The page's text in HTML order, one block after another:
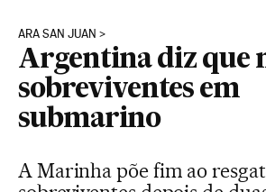
ARA SAN JUAN
Argentina diz que
sobreviventes em
submarino
A Marinha põe fim ao